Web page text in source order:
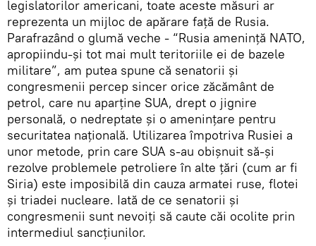
legislatorilor americani, toate aceste măsuri ar
reprezenta un mijloc de apărare față de Rusia.
Parafrazând o glumă veche - “Rusia amenință NATO,
apropiindu-și tot mai mult teritoriile ei de bazele
militare”, am putea spune că senatorii și
congresmenii percep sincer orice zăcământ de
petrol, care nu aparține SUA, drept o jignire
personală, o nedreptate și o amenințare pentru
securitatea națională. Utilizarea împotriva Rusiei a
unor metode, prin care SUA s-au obișnuit să-și
rezolve problemele petroliere în alte țări (cum ar fi
Siria) este imposibilă din cauza armatei ruse, flotei
și triadei nucleare. Iată de ce senatorii și
congresmenii sunt nevoiți să caute căi ocolite prin
intermediul sancțiunilor.